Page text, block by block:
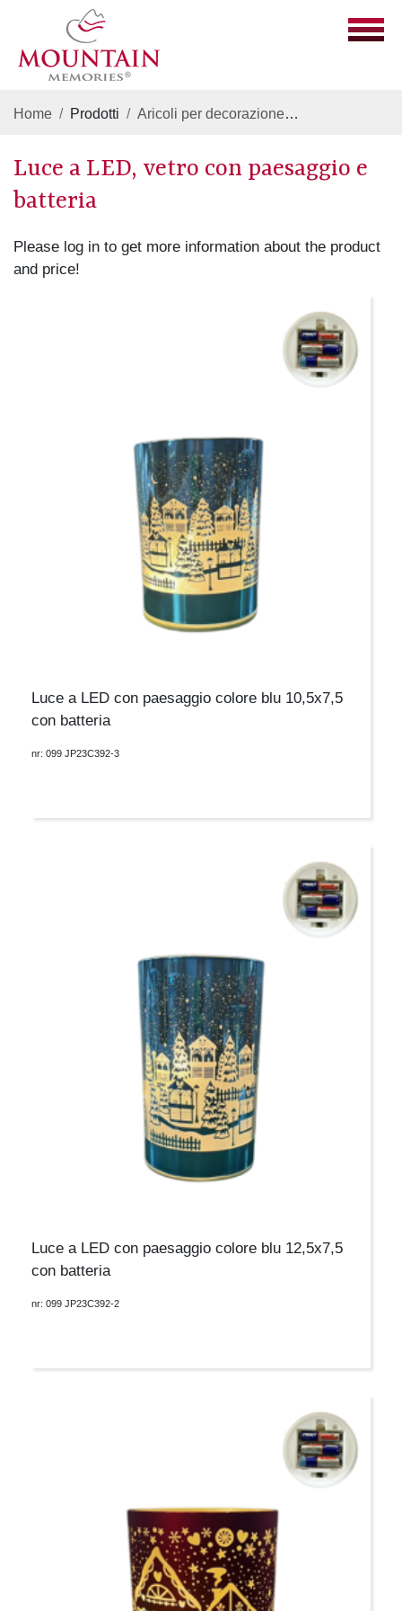
Home Prodotti Aricoli per decorazione
Luce a LED, vetro con paesaggio e
batteria
Please log in to get more information about the product
and price!
Luce a LED con paesaggio colore blu 10,5x7,5
con batteria
nr: 099 JP23C392-3
Luce a LED con paesaggio colore blu 12,5x7,5
con batteria
nr: 099 JP23C392-2